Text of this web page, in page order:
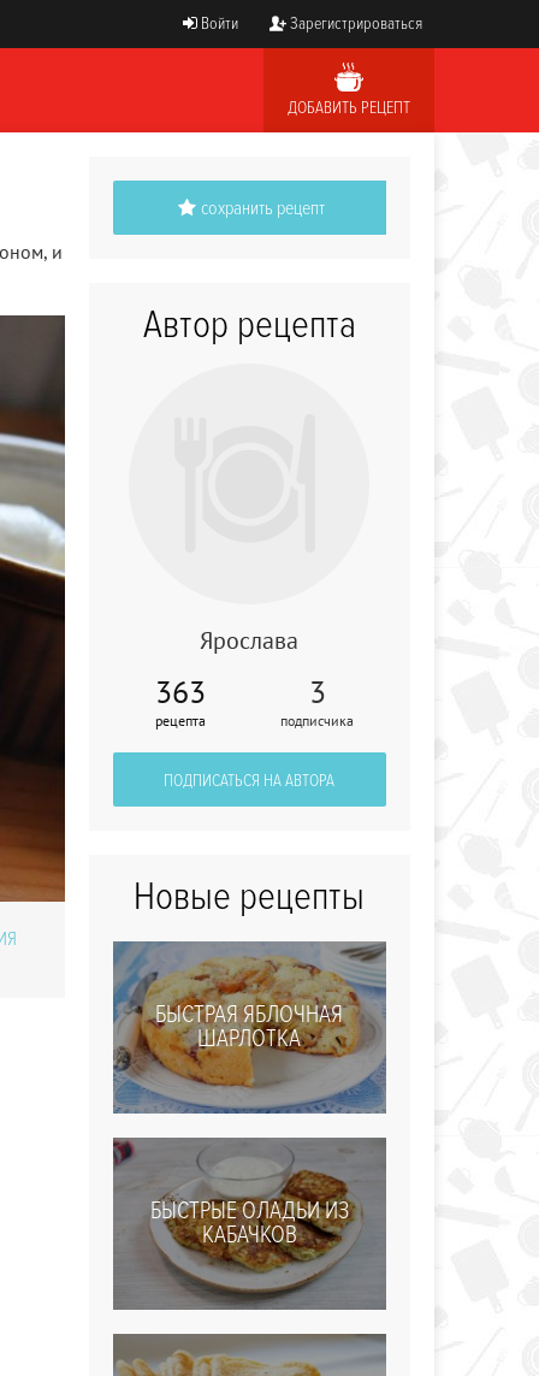
Войти Зарегистрироваться
ДОБАВИТЬ РЕЦЕПТ
и
Молдавские
картофельные
тефтели
сохранить рецепт
Автор рецепта
Ярослава
363
рецепта
3
подписчика
ПОДПИСАТЬСЯ НА АВТОРА
Новые рецепты
БЫСТРАЯ ЯБЛОЧНАЯ
ШАРЛОТКА
БЫСТРЫЕ ОЛАДЬИ ИЗ
КАБАЧКОВ